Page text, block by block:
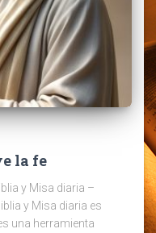
la fe
y Misa diaria –
y Misa diaria es
una herramienta